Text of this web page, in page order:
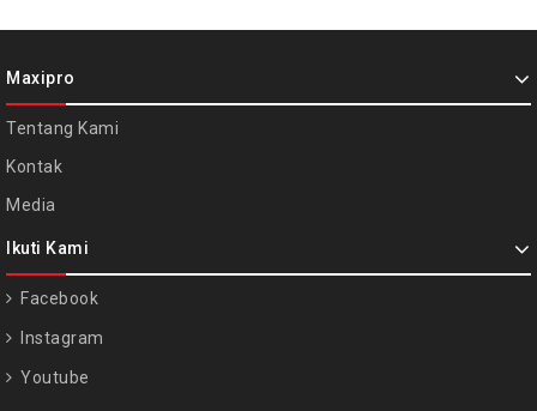
Maxipro
Tentang Kami
Kontak
Media
Ikuti Kami
Facebook
Instagram
Youtube